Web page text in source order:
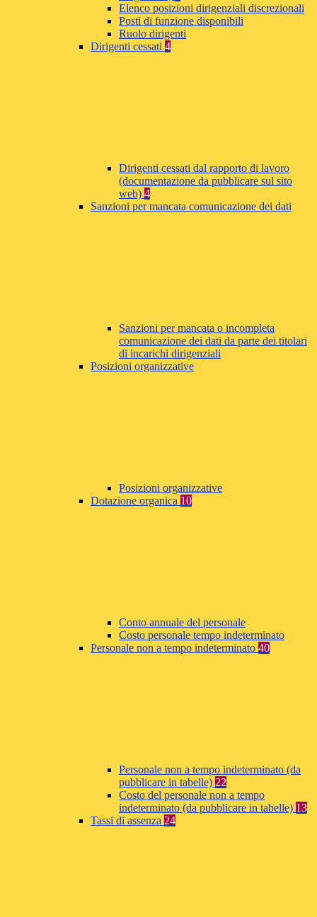
Elenco posizioni dirigenziali discrezionali
Posti di funzione disponibili
Ruolo dirigenti
Dirigenti cessati 4
Dirigenti cessati dal rapporto di lavoro
(documentazione da pubblicare sul sito
web) 4
Sanzioni per mancata comunicazione dei dati
Sanzioni per mancata o incompleta
comunicazione dei dati da parte dei titolari
di incarichi dirigenziali
Posizioni organizzative
Posizioni organizzative
Dotazione organica 10
Conto annuale del personale
Costo personale tempo indeterminato
Personale non a tempo indeterminato 40
Personale non a tempo indeterminato (da
pubblicare in tabelle) 22
Costo del personale non a tempo
indeterminato (da pubblicare in tabelle) 13
Tassi di assenza 24